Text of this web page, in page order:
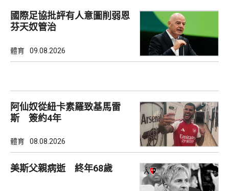
國際足協批評有人意圖削弱恩
芬天奴管治
體育 09.08.2026
阿仙奴從紐卡素羅致基馬雷
斯 簽約4年
體育 08.08.2026
美斯父親病逝 終年68歲